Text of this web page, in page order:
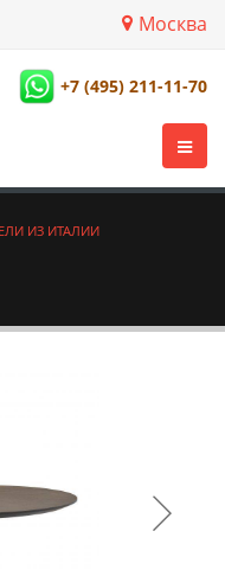
Москва
+7 (495) 211-11-70
ИЗ ИТАЛИИ